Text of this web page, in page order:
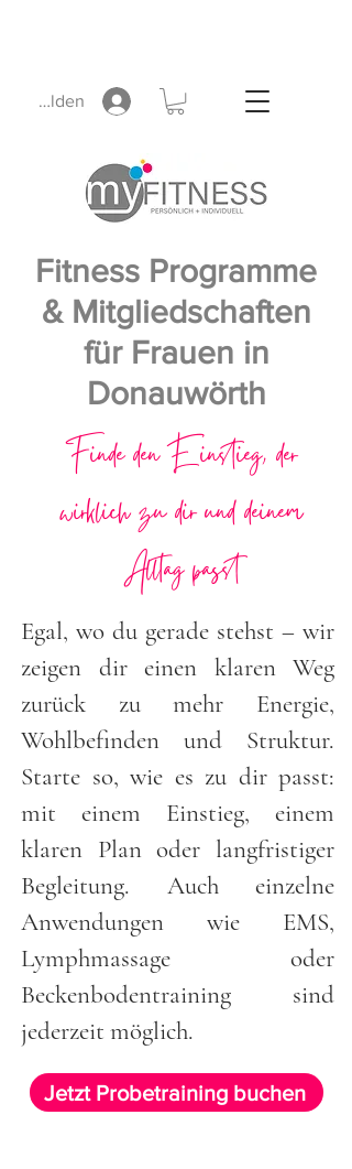
Anmelden
Fitness Programme
& Mitgliedschaften
für Frauen in
Donauwörth
Finde den Einstieg, der
wirklich zu dir und deinem
Alltag passt
Egal, wo du gerade stehst – wir
zeigen dir einen klaren Weg
zurück zu mehr Energie,
Wohlbefinden und Struktur.
Starte so, wie es zu dir passt:
mit einem Einstieg, einem
klaren Plan oder langfristiger
Begleitung. Auch einzelne
Anwendungen wie EMS,
Lymphmassage oder
Beckenbodentraining sind
jederzeit möglich.
Jetzt Probetraining buchen